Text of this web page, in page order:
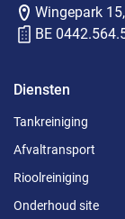
Wingepark
BE
Diensten
Tankreiniging
Afvaltransport
Rioolreiniging
Onderhoud site